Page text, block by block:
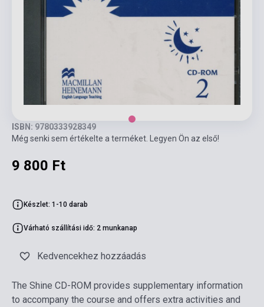
ISBN: 9780333928349
Még senki sem értékelte a terméket. Legyen Ön az első!
9 800 Ft
Készlet: 1-10 darab
Várható szállítási idő: 2 munkanap
Kedvencekhez hozzáadás
The Shine CD-ROM provides supplementary information
to accompany the course and offers extra activities and